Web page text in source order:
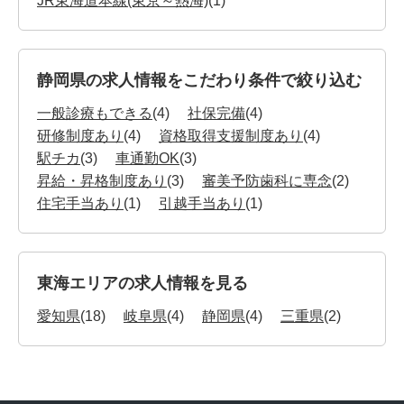
静岡県の求人情報をこだわり条件で絞り込む
一般診療もできる(4) 社保完備(4)
研修制度あり (4) 資格取得支援制度あり (4)
駅チカ(3) 車通勤OK(3)
昇給・昇格制度あり (3) 審美予防歯科に専念(2)
住宅手当あり (1) 引越手当あり (1)
東海エリアの求人情報を見る
愛知県(18) 岐阜県(4) 静岡県(4) 三重県(2)